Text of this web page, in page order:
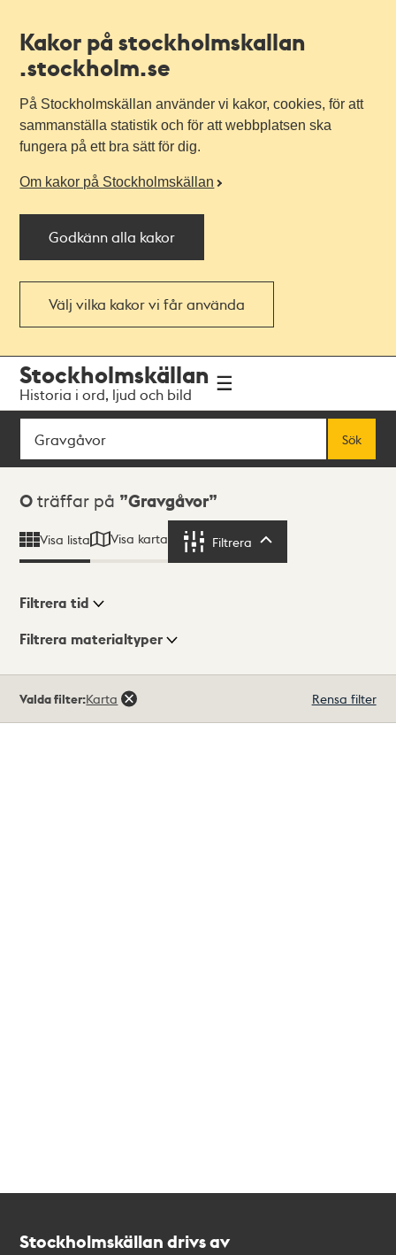
Kakor på stockholmskallan
.stockholm.se
På Stockholmskällan använder vi kakor, cookies, för att
sammanställa statistik och för att webbplatsen ska
fungera på ett bra sätt för dig.
Om kakor på Stockholmskällan
Godkänn alla kakor
Välj vilka kakor vi får använda
navigationen
huvudinnehållet
Stockholmskällan
Historia i ord, ljud och bild
Sök
Sök
Sökresultat
0 träffar på Gravgåvor
Visa lista Visa karta Filtrera
Visningsläge
Filtrera tid
Filtrera materialtyper
träffar
Valda filter:Karta Rensa filter
Stockholmskällan drivs av